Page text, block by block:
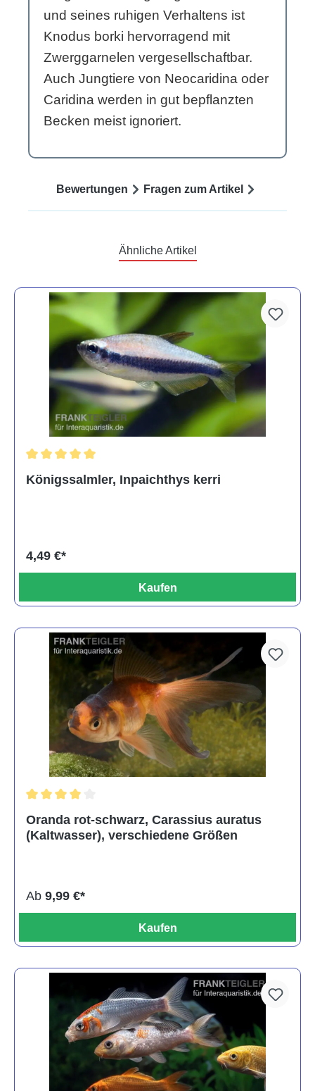
und seines ruhigen Verhaltens ist
Knodus borki hervorragend mit
Zwerggarnelen vergesellschaftbar.
Auch Jungtiere von Neocaridina oder
Caridina werden in gut bepflanzten
Becken meist ignoriert.
Bewertungen Fragen zum Artikel
Ähnliche Artikel
Königssalmler, Inpaichthys kerri
4,49 €*
Kaufen
Oranda rot-schwarz, Carassius auratus
(Kaltwasser), verschiedene Größen
Ab 9,99 €*
Kaufen